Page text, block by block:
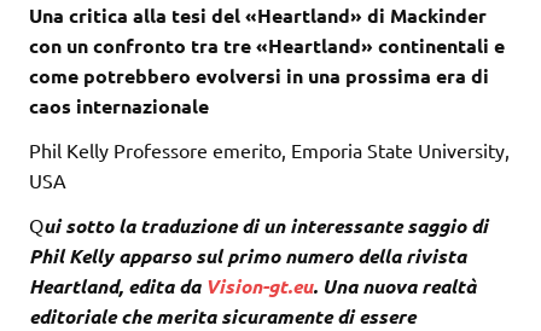
Una critica alla tesi del «Heartland» di Mackinder
con un confronto tra tre «Heartland» continentali e
come potrebbero evolversi in una prossima era di
caos internazionale
Phil Kelly Professore emerito, Emporia State University,
USA
Qui sotto la traduzione di un interessante saggio di
Phil Kelly apparso sul primo numero della rivista
Heartland, edita daVision-gt.eu. Una nuova realtà
editoriale che merita sicuramente di essere